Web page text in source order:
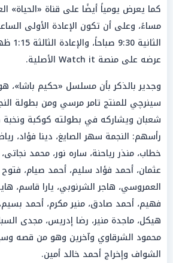
عرضه على منصة Watch it الأصلية.
وجدير بالذكر بأن مسلسل «حكيم باشا»،
سينرچي للمنتج تامر مرسي ومن بطولة
شعبان ويشاركه في بطولته كوكبة ونخبة
رأسهم: النجمة سهر الصايغ، دينا فؤاد،
خطاب، منذر رياحنة، ساره نور، محمد
عثمان، أحمد فؤاد سليم، أحمد صيام،
العمروسي، هاجر الشرنوبي، يارا قاسم،
فهيم، أحمد صادق، منير مكرم، أحمد
هيكل، ماجدة منير، رضا إدريس، مجدى
محمود الشرقاوي وآخرين وهو من قصه
الشواف وإخراج أحمد خالد أمين.